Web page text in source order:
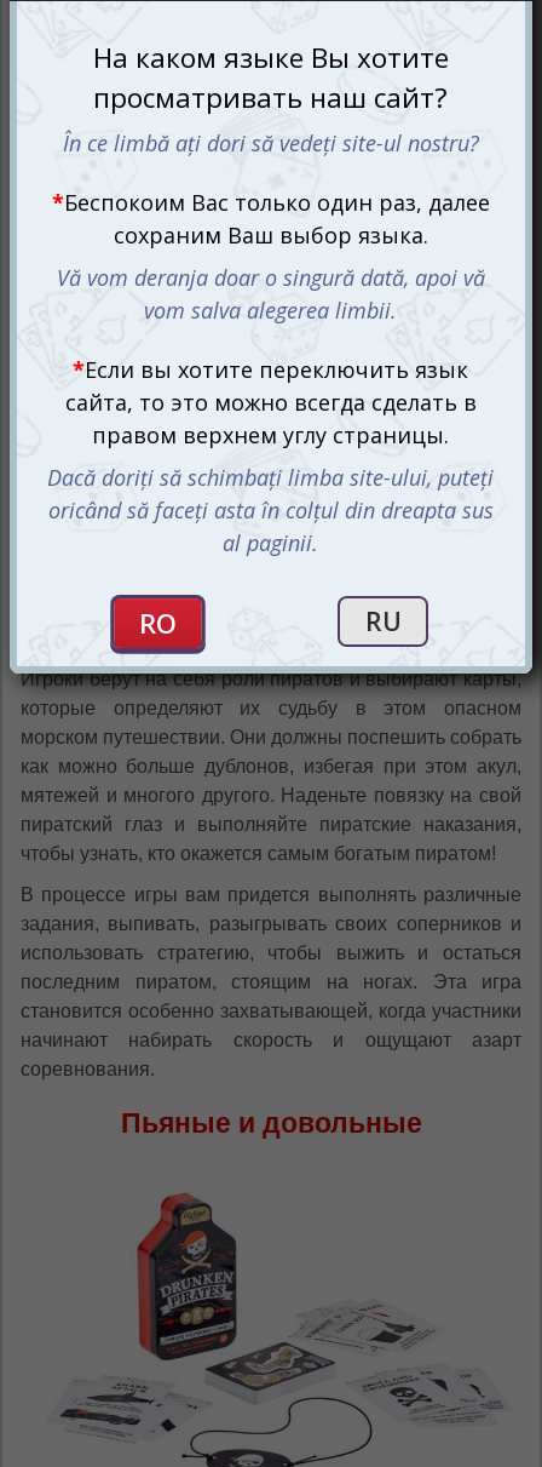
настольных игр и вечеринок.
Выполняй задания, избегай
наказания!
Цель игры очень проста - выжить на корабле пьяных
океане алкоголя. И обязательно нужно стать самым
Игроки берут на себя роли пиратов и выбирают карты,
которые определяют их судьбу в этом опасном
морском путешествии. Они должны поспешить собрать
как можно больше дублонов, избегая при этом акул,
мятежей и многого другого. Наденьте повязку на свой
пиратский глаз и выполняйте пиратские наказания,
чтобы узнать, кто окажется самым богатым пиратом!
В процессе игры вам придется выполнять различные
задания, выпивать, разыгрывать своих соперников и
использовать стратегию, чтобы выжить и остаться
последним пиратом, стоящим на ногах. Эта игра
становится особенно захватывающей, когда участники
начинают набирать скорость и ощущают азарт
соревнования.
Пьяные и довольные